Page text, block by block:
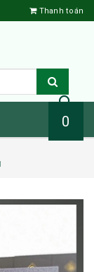
Thanh toán
0